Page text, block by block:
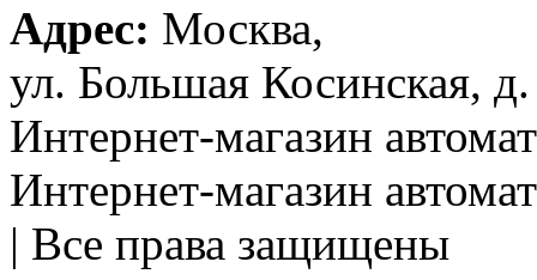
Адрес: Москва,
ул. Большая Косинская,
Интернет-магазин
Интернет-магазин
| Все права защищены